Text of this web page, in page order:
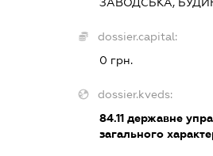
dossier.capital:
0 грн.
dossier.kveds:
84.11державне
загального